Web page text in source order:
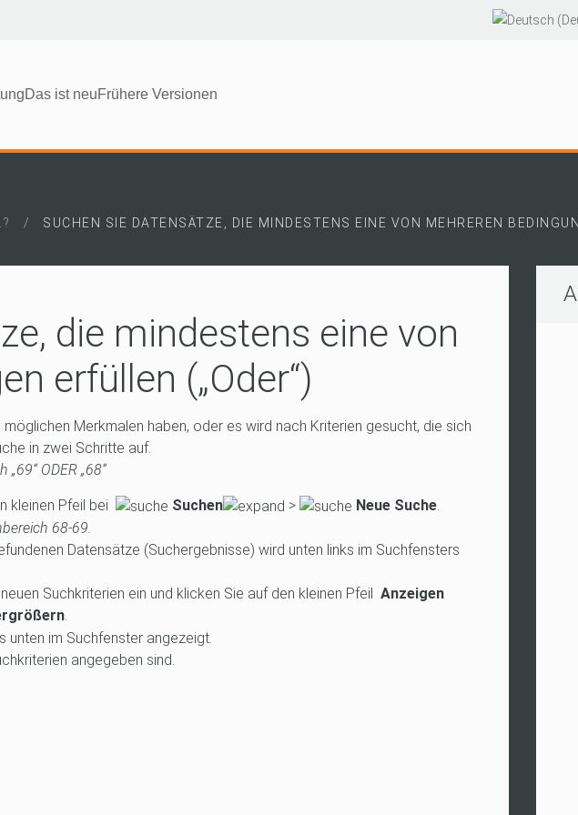
Das ist neuFrühere Versionen
SUCHEN SIE DATENSÄTZE, DIE MINDESTENS EINE VON MEHREREN
die mindestens eine von
erfüllen („Oder“)
Merkmalen haben, oder es wird nach Kriterien gesucht, die sich
in zwei Schritte auf.
ODER „68“
kleinen Pfeil bei Suchen > Neue Suche.
68-69.
Datensätze (Suchergebnisse) wird unten links im Suchfensters
Suchkriterien ein und klicken Sie auf den kleinen Pfeil Anzeigen
unten im Suchfenster angezeigt.
angegeben sind.